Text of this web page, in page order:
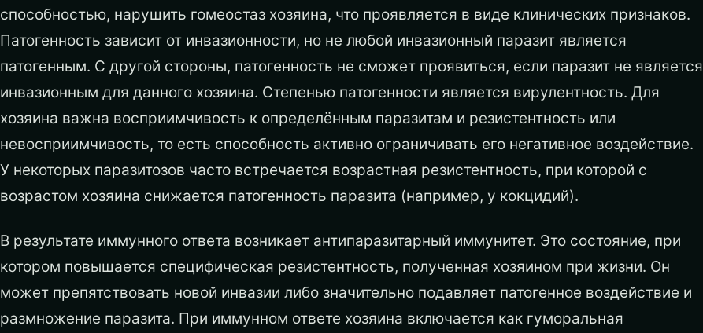
способностью, нарушить гомеостаз хозяина, что проявляется в виде клинических признаков.
Патогенность зависит от инвазионности, но не любой инвазионный паразит является
патогенным. С другой стороны, патогенность не сможет проявиться, если паразит не является
инвазионным для данного хозяина. Степенью патогенности является вирулентность. Для
хозяина важна восприимчивость к определённым паразитам и резистентность или
невосприимчивость, то есть способность активно ограничивать его негативное воздействие.
У некоторых паразитозов часто встречается возрастная резистентность, при которой с
возрастом хозяина снижается патогенность паразита (например, у кокцидий).
В результате иммунного ответа возникает антипаразитарный иммунитет. Это состояние, при
котором повышается специфическая резистентность, полученная хозяином при жизни. Он
может препятствовать новой инвазии либо значительно подавляет патогенное воздействие и
размножение паразита. При иммунном ответе хозяина включается как гуморальная